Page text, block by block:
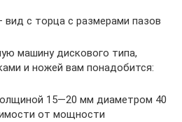
вид с торца с размерами пазов
машину дискового типа,
и ножей вам понадобится:
15—20 мм диаметром 40
от мощности